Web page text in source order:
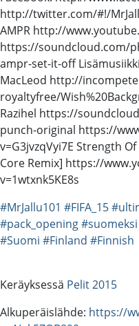
http://twitter.com/#!/
AMPR http://
https://soundcloud.com/
ampr-set-it-off
MacLeod http://
royaltyfree/
Razihel https://
punch-original https://
v=G3jvzqVyi7E Strength
Core Remix] https://
v=1wtxnk5KE8s
#MrJallu101 #FIFA_15
#pack_opening#suomeksi
#Suomi #Finland #Finnish
Keräyksessä Pelit 2015
Alkuperäislähde: https://